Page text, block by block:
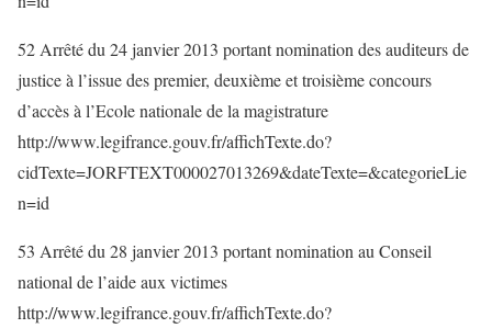
52 Arrêté du 24 janvier 2013 portant nomination des auditeurs de
justice à l’issue des premier, deuxième et troisième concours
d’accès à l’Ecole nationale de la magistrature
http://www.legifrance.gouv.fr/affichTexte.do?
cidTexte=JORFTEXT000027013269&dateTexte=&categorieLie
n=id
53 Arrêté du 28 janvier 2013 portant nomination au Conseil
national de l’aide aux victimes
http://www.legifrance.gouv.fr/affichTexte.do?